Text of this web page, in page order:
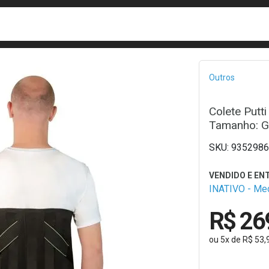
Outros
Colete
Tamanho: G
INATIVO -
R$
ou 5xde R$